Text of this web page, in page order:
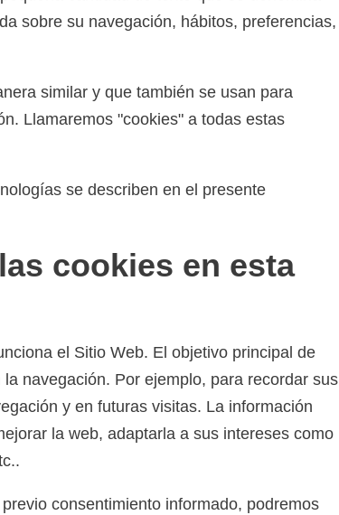
sobre su navegación, hábitos, preferencias,
similar y que también se usan para
Llamaremos "cookies" a todas estas
se describen en el presente
cookies en esta
el Sitio Web. El objetivo principal de
navegación. Por ejemplo, para recordar sus
y en futuras visitas. La información
la web, adaptarla a sus intereses como
consentimiento informado, podremos